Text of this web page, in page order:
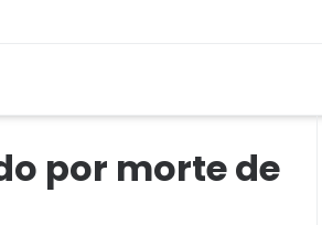
por morte de